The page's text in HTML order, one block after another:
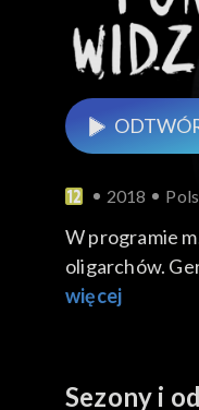
2018
W programie
oligarchów.
rosyjskim
więcej
Sezony i